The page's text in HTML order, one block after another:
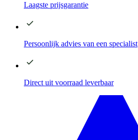
Laagste prijsgarantie
Persoonlijk advies van een specialist
Direct uit voorraad leverbaar